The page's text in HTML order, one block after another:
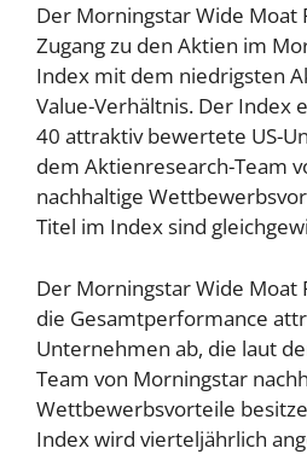
Der Morningstar Wide Moat
Zugang zu den Aktien im
Index mit dem niedrigsten
Value-Verhältnis. Der Index
40 attraktiv bewertete US-
dem Aktienresearch-Team
nachhaltige
Titel im Index sind
Der Morningstar Wide Moat
die Gesamtperformance
Unternehmen ab, die laut
Team von Morningstar
Wettbewerbsvorteile
Index wird vierteljährlich